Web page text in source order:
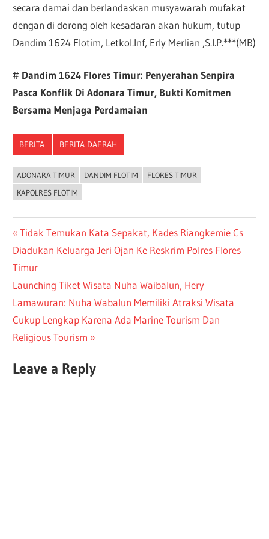
secara damai dan berlandaskan musyawarah mufakat
dengan di dorong oleh kesadaran akan hukum, tutup
Dandim 1624 Flotim, Letkol.Inf, Erly Merlian ,S.I.P.***(MB)
# Dandim 1624 Flores Timur: Penyerahan Senpira
Pasca Konflik Di Adonara Timur, Bukti Komitmen
Bersama Menjaga Perdamaian
BERITA BERITA DAERAH
ADONARA TIMUR DANDIM FLOTIM
FLORES TIMUR
KAPOLRES FLOTIM
Tidak Temukan Kata Sepakat, Kades Riangkemie Cs
Diadukan Keluarga Jeri Ojan Ke Reskrim Polres Flores
Timur
Launching Tiket Wisata Nuha Waibalun, Hery
Lamawuran: Nuha Wabalun Memiliki Atraksi Wisata
Cukup Lengkap Karena Ada Marine Tourism Dan
Religious Tourism
Leave a Reply